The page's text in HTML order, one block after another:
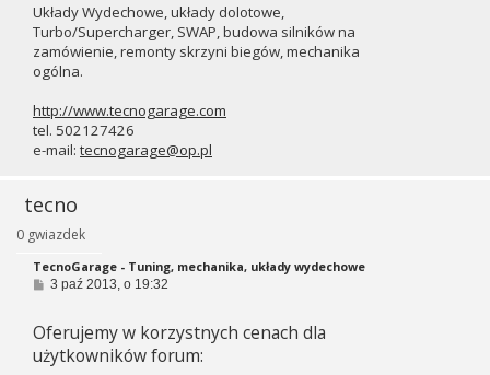
Układy Wydechowe, układy dolotowe,
Turbo/Supercharger, SWAP, budowa silników na
zamówienie, remonty skrzyni biegów, mechanika
ogólna.
http://www.tecnogarage.com
tel. 502127426
e-mail: tecnogarage@op.pl
tecno
0 gwiazdek
TecnoGarage - Tuning, mechanika, układy wydechowe
P
t
3 paź 2013, o 19:32
Oferujemy w korzystnych cenach dla
użytkowników forum: